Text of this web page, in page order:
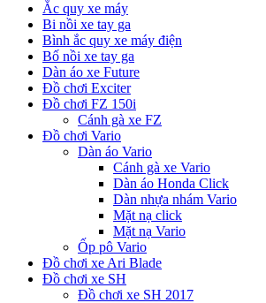
Ắc quy xe máy
Bi nồi xe tay ga
Bình ắc quy xe máy điện
Bố nồi xe tay ga
Dàn áo xe Future
Đồ chơi Exciter
Đồ chơi FZ 150i
Cánh gà xe FZ
Đồ chơi Vario
Dàn áo Vario
Cánh gà xe Vario
Dàn áo Honda Click
Dàn nhựa nhám Vario
Mặt nạ click
Mặt nạ Vario
Ốp pô Vario
Đồ chơi xe Ari Blade
Đồ chơi xe SH
Đồ chơi xe SH 2017